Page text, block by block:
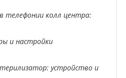
телефонии колл центра:
и настройки
устройство и